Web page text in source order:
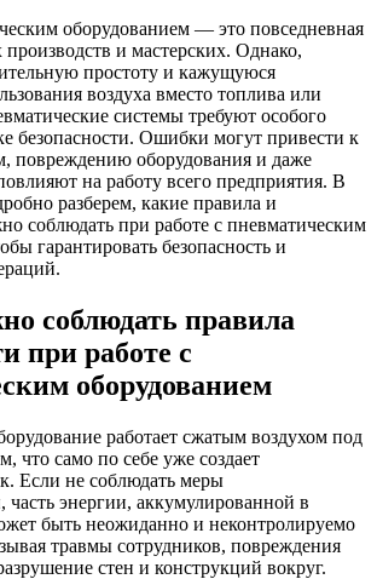
оборудованием — это повседневная
производств и мастерских. Однако,
простоту и кажущуюся
воздуха вместо топлива или
системы требуют особого
безопасности. Ошибки могут привести к
повреждению оборудования и даже
на работу всего предприятия. В
разберем, какие правила и
соблюдать при работе с пневматическим
гарантировать безопасность и
соблюдать правила
при работе с
оборудованием
работает сжатым воздухом под
что само по себе уже создает
Если не соблюдать меры
часть энергии, аккумулированной в
быть неожиданно и неконтролируемо
травмы сотрудников, повреждения
стен и конструкций вокруг.